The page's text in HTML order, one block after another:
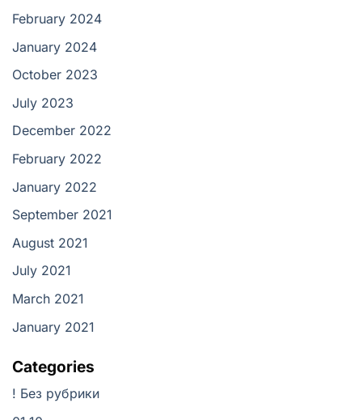
February 2024
January 2024
October 2023
July 2023
December 2022
February 2022
January 2022
September 2021
August 2021
July 2021
March 2021
January 2021
Categories
! Без рубрики